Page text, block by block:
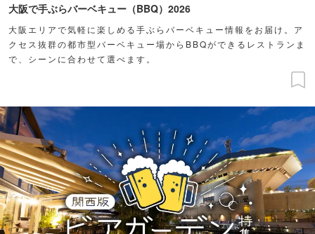
大阪で手ぶらバーベキュー（BBQ）2026
大阪エリアで気軽に楽しめる手ぶらバーベキュー情報をお届け。ア
クセス抜群の都市型バーベキュー場からBBQができるレストランま
で、シーンに合わせて選べます。